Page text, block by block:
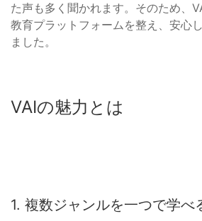
た声も多く聞かれます。そのため、
教育プラットフォームを整え、安心
ました。
VAIの魅力とは
1. 複数ジャンルを一つで学べ